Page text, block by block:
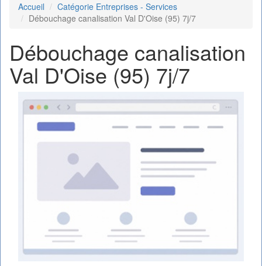
Accueil
Catégorie Entreprises - Services
Débouchage canalisation Val D'Oise (95) 7j/7
Débouchage canalisation
Val D'Oise (95) 7j/7